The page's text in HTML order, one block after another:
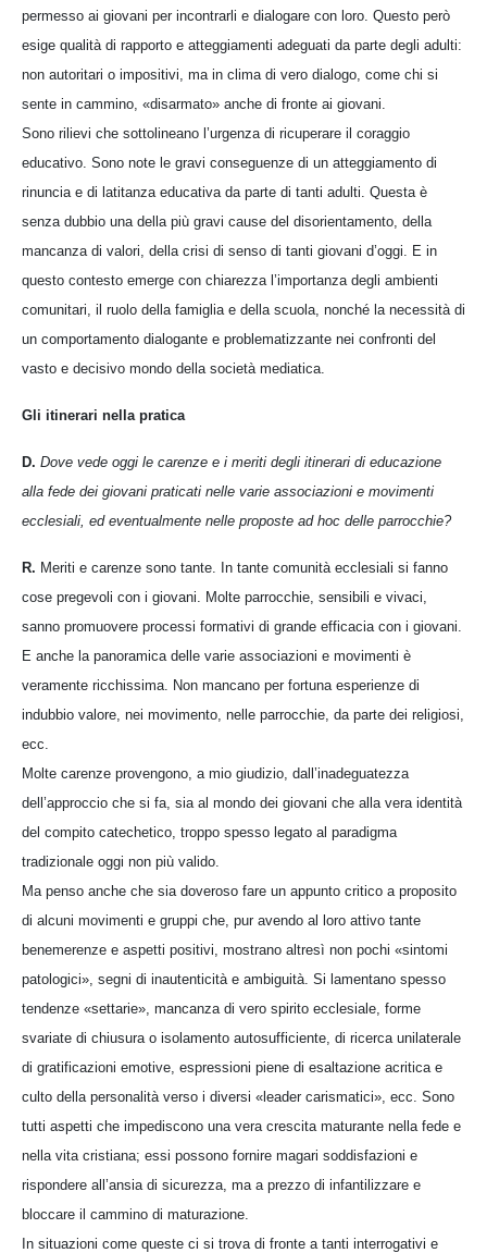
permesso ai giovani per incontrarli e dialogare con loro. Questo però
esige qualità di rapporto e atteggiamenti adeguati da parte degli adulti:
non autoritari o impositivi, ma in clima di vero dialogo, come chi si
sente in cammino, «disarmato» anche di fronte ai giovani.
Sono rilievi che sottolineano l’urgenza di ricuperare il coraggio
educativo. Sono note le gravi conseguenze di un atteggiamento di
rinuncia e di latitanza educativa da parte di tanti adulti. Questa è
senza dubbio una della più gravi cause del disorientamento, della
mancanza di valori, della crisi di senso di tanti giovani d’oggi. E in
questo contesto emerge con chiarezza l’importanza degli ambienti
comunitari, il ruolo della famiglia e della scuola, nonché la necessità di
un comportamento dialogante e problematizzante nei confronti del
vasto e decisivo mondo della società mediatica.
Gli itinerari nella pratica
D. Dove vede oggi le carenze e i meriti degli itinerari di educazione
alla fede dei giovani praticati nelle varie associazioni e movimenti
ecclesiali, ed eventualmente nelle proposte ad hoc delle parrocchie?
R. Meriti e carenze sono tante. In tante comunità ecclesiali si fanno
cose pregevoli con i giovani. Molte parrocchie, sensibili e vivaci,
sanno promuovere processi formativi di grande efficacia con i giovani.
E anche la panoramica delle varie associazioni e movimenti è
veramente ricchissima. Non mancano per fortuna esperienze di
indubbio valore, nei movimento, nelle parrocchie, da parte dei religiosi,
ecc.
Molte carenze provengono, a mio giudizio, dall’inadeguatezza
dell’approccio che si fa, sia al mondo dei giovani che alla vera identità
del compito catechetico, troppo spesso legato al paradigma
tradizionale oggi non più valido.
Ma penso anche che sia doveroso fare un appunto critico a proposito
di alcuni movimenti e gruppi che, pur avendo al loro attivo tante
benemerenze e aspetti positivi, mostrano altresì non pochi «sintomi
patologici», segni di inautenticità e ambiguità. Si lamentano spesso
tendenze «settarie», mancanza di vero spirito ecclesiale, forme
svariate di chiusura o isolamento autosufficiente, di ricerca unilaterale
di gratificazioni emotive, espressioni piene di esaltazione acritica e
culto della personalità verso i diversi «leader carismatici», ecc. Sono
tutti aspetti che impediscono una vera crescita maturante nella fede e
nella vita cristiana; essi possono fornire magari soddisfazioni e
rispondere all’ansia di sicurezza, ma a prezzo di infantilizzare e
bloccare il cammino di maturazione.
In situazioni come queste ci si trova di fronte a tanti interrogativi e